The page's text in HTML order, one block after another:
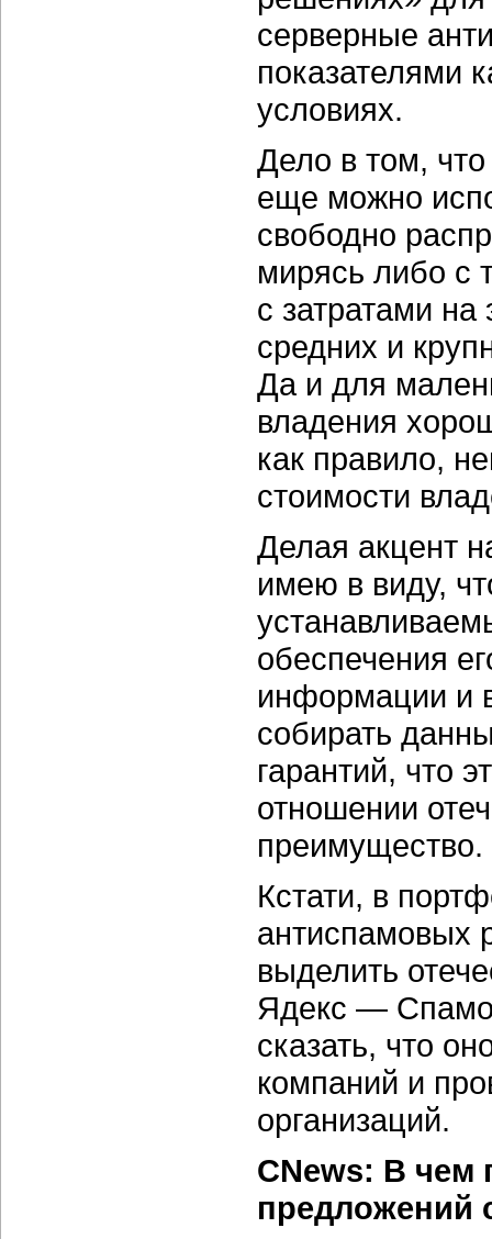
серверные
показателями
условиях.
Дело в том,
еще можно
свободно
мирясь либо с
с затратами
средних и
Да и для
владения
как правило,
стоимости
Делая акцент
имею в виду,
обеспечения
информации и
собирать
гарантий, что
отношении
преимущество.
Кстати, в
антиспамовых
выделить
Ядекс —
сказать, что
компаний и
организаций.
CNews: В чем
предложений